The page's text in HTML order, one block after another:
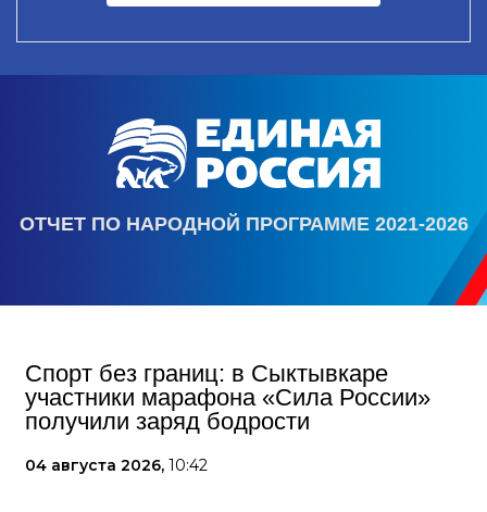
ОТЧЕТ ПО НАРОДНОЙ ПРОГРАММЕ 2021-2026
Спорт без границ: в Сыктывкаре
участники марафона «Сила России»
получили заряд бодрости
04 августа 2026, 10:42